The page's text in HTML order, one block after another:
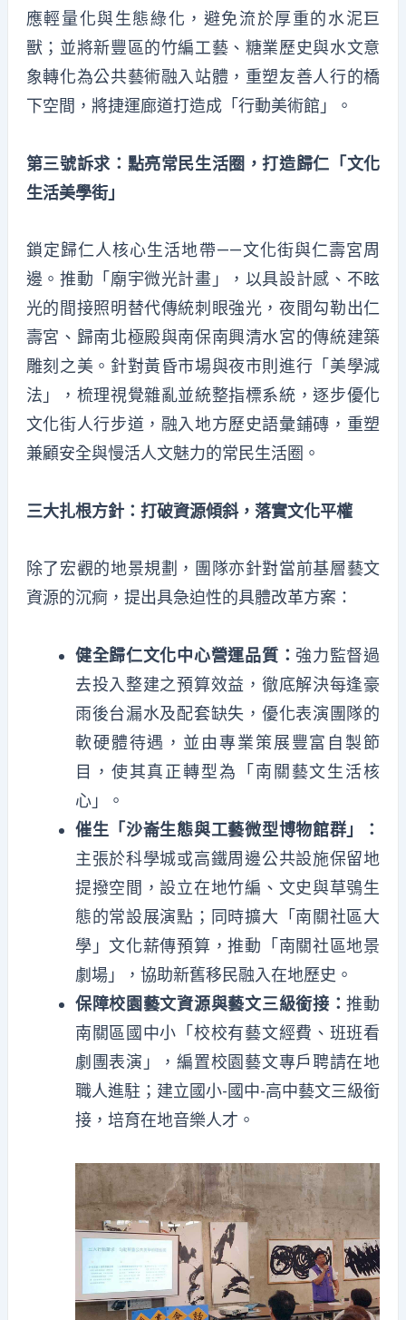
應輕量化與生態綠化，避免流於厚重的水泥巨
獸；並將新豐區的竹編工藝、糖業歷史與水文意
象轉化為公共藝術融入站體，重塑友善人行的橋
下空間，將捷運廊道打造成「行動美術館」。
第三號訴求：點亮常民生活圈，打造歸仁「文化
生活美學街」
鎖定歸仁人核心生活地帶——文化街與仁壽宮周
邊。推動「廟宇微光計畫」，以具設計感、不眩
光的間接照明替代傳統刺眼強光，夜間勾勒出仁
壽宮、歸南北極殿與南保南興清水宮的傳統建築
雕刻之美。針對黃昏市場與夜市則進行「美學減
法」，梳理視覺雜亂並統整指標系統，逐步優化
文化街人行步道，融入地方歷史語彙鋪磚，重塑
兼顧安全與慢活人文魅力的常民生活圈。
三大扎根方針：打破資源傾斜，落實文化平權
除了宏觀的地景規劃，團隊亦針對當前基層藝文
資源的沉痾，提出具急迫性的具體改革方案：
健全歸仁文化中心營運品質： 強力監督過
去投入整建之預算效益，徹底解決每逢豪
雨後台漏水及配套缺失，優化表演團隊的
軟硬體待遇，並由專業策展豐富自製節
目，使其真正轉型為「南關藝文生活核
心」。
催生「沙崙生態與工藝微型博物館群」：
主張於科學城或高鐵周邊公共設施保留地
提撥空間，設立在地竹編、文史與草鴞生
態的常設展演點；同時擴大「南關社區大
學」文化薪傳預算，推動「南關社區地景
劇場」，協助新舊移民融入在地歷史。
保障校園藝文資源與藝文三級銜接：推動
南關區國中小「校校有藝文經費、班班看
劇團表演」，編置校園藝文專戶聘請在地
職人進駐；建立國小-國中-高中藝文三級銜
接，培育在地音樂人才。